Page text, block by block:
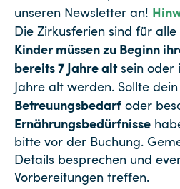
unseren Newsletter an!
Die Zirkusferien sind für alle
Kinder müssen zu Beginn
bereits 7 Jahre altsein oder
Jahre alt werden. Sollte
Betreuungsbedarf oder
Ernährungsbedürfnisse
bitte vor der Buchung.
Details besprechen und
Vorbereitungen treffen.